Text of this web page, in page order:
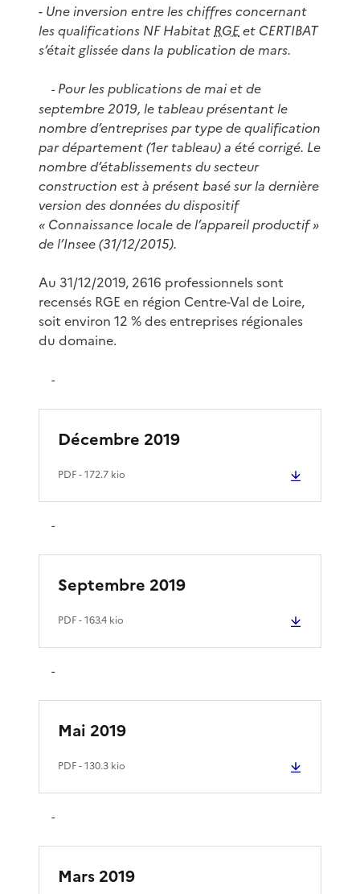
- Une inversion entre les chiffres concernant
les qualifications NF Habitat RGEet CERTIBAT
s’était glissée dans la publication de mars.
-Pour les publications de mai et de
septembre 2019, le tableau présentant le
nombre d’entreprises par type de qualification
par département (1er tableau) a été corrigé. Le
nombre d’établissements du secteur
construction est à présent basé sur la dernière
version des données du dispositif
« Connaissance locale de l’appareil productif »
de l’Insee (31/12/2015).
Au 31/12/2019, 2616 professionnels sont
recensés RGE en région Centre-Val de Loire,
soit environ 12 % des entreprises régionales
du domaine.
-
Décembre 2019
PDF- 172.7 kio
-
Septembre 2019
PDF- 163.4 kio
-
Mai 2019
PDF- 130.3 kio
-
Mars 2019